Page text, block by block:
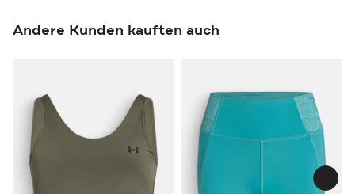
Andere Kunden kauften auch